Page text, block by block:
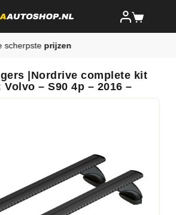
|Nordrive complete kit
– S90 4p – 2016 –